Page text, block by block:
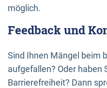
möglich.
Feedback und
Sind Ihnen Mängel beim
aufgefallen? Oder haben
Barrierefreiheit? Dann